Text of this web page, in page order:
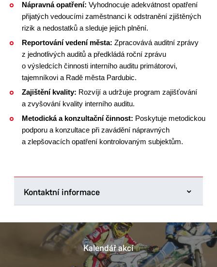
Nápravná opatření: Vyhodnocuje adekvátnost opatření
přijatých vedoucími zaměstnanci k odstranění zjištěných
rizik a nedostatků a sleduje jejich plnění.
Reportování vedení města: Zpracovává auditní zprávy
z jednotlivých auditů a předkládá roční zprávu
o výsledcích činnosti interního auditu primátorovi,
tajemníkovi a Radě města Pardubic.
Zajištění kvality: Rozvíjí a udržuje program zajišťování
a zvyšování kvality interního auditu.
Metodická a konzultační činnost: Poskytuje metodickou
podporu a konzultace při zavádění nápravných
a zlepšovacích opatření kontrolovaným subjektům.
Kontaktní informace
Pernštýnské náměstí 1
530 21 PardubiceKalendář akcí